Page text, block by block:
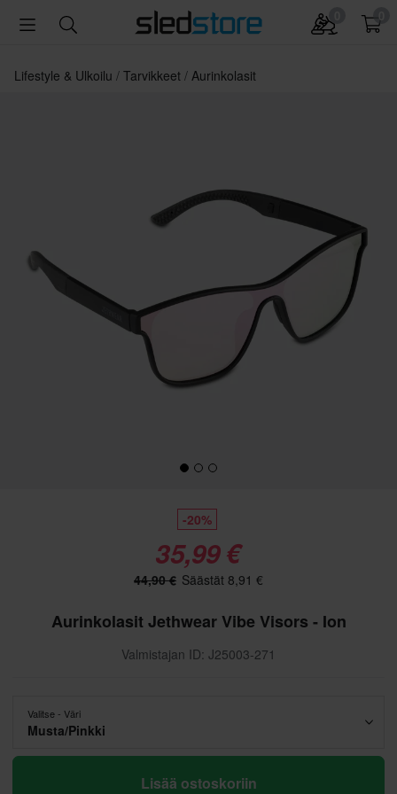
Lifestyle & Ulkoilu Tarvikkeet Aurinkolasit
-20%
35,99 €
44,90 € Säästät 8,91 €
Aurinkolasit Jethwear Vibe Visors - Ion
Valmistajan ID: J25003-271
Valitse - Väri
Musta/Pinkki
Lisää ostoskoriin